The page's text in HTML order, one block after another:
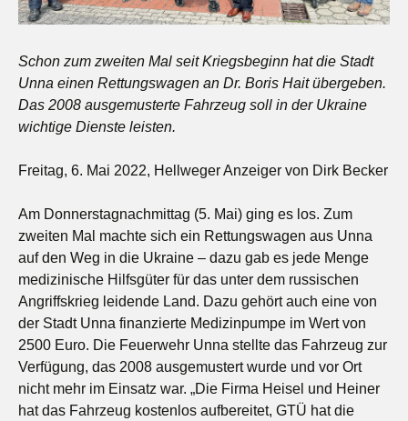
Schon zum zweiten Mal seit Kriegsbeginn hat die Stadt
Unna einen Rettungswagen an Dr. Boris Hait übergeben.
Das 2008 ausgemusterte Fahrzeug soll in der Ukraine
wichtige Dienste leisten.
Freitag, 6. Mai 2022, Hellweger Anzeiger von Dirk Becker
Am Donnerstagnachmittag (5. Mai) ging es los. Zum
zweiten Mal machte sich ein Rettungswagen aus Unna
auf den Weg in die Ukraine – dazu gab es jede Menge
medizinische Hilfsgüter für das unter dem russischen
Angriffskrieg leidende Land. Dazu gehört auch eine von
der Stadt Unna finanzierte Medizinpumpe im Wert von
2500 Euro. Die Feuerwehr Unna stellte das Fahrzeug zur
Verfügung, das 2008 ausgemustert wurde und vor Ort
nicht mehr im Einsatz war. „Die Firma Heisel und Heiner
hat das Fahrzeug kostenlos aufbereitet, GTÜ hat die